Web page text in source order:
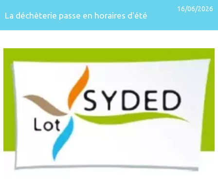
La déchèterie passe en horaires d'été
16/06/2026